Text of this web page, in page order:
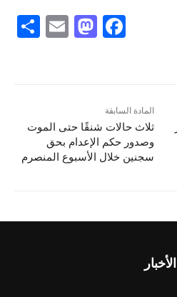
F
b
o
o
M
d
o
n
E
المادة السابقة
ثلاث حالات شنقًا حتى الموت
وصدور حكم الإعدام بحق
سجنين خلال الأسبوع المنصرم
الأخبار